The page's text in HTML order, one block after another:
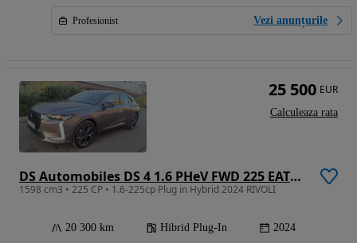
Profesionist Vezi anunțurile
DS Automobiles DS 4 1.6 PHeV FWD 225 EAT8 RIVOLI
1598 cm3 • 225 CP • 1.6-225cp Plug in Hybrid 2024 RIVOLI
20 300 km Hibrid Plug-In 2024
25 500 EUR
Calculeaza rata